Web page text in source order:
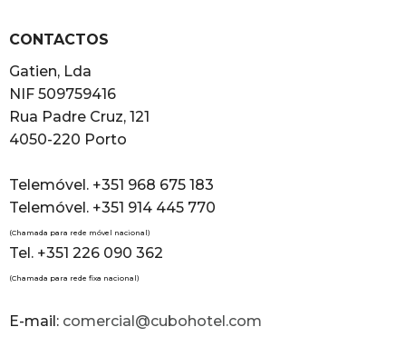
CONTACTOS
Gatien, Lda
NIF 509759416
Rua Padre Cruz, 121
4050-220 Porto
Telemóvel. +351 968 675 183
Telemóvel. +351 914 445 770
(Chamada para rede móvel nacional)
Tel. +351 226 090 362
(Chamada para rede fixa nacional)
E-mail: comercial@cubohotel.com